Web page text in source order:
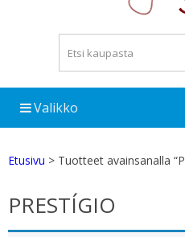
Valikko
Etusivu > Tuotteet avainsanalla
PRESTÍGIO